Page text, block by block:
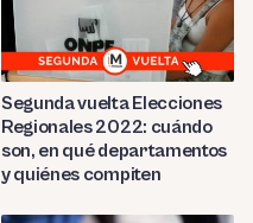
Segunda vuelta Elecciones
Regionales 2022: cuándo
son, en qué departamentos
y quiénes compiten